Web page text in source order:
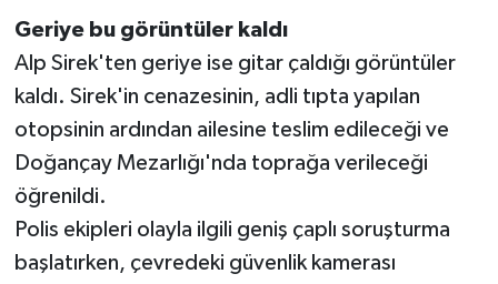
Geriye bu görüntüler kaldı
Alp Sirek'ten geriye ise gitar çaldığı görüntüler
kaldı. Sirek'in cenazesinin, adli tıpta yapılan
otopsinin ardından ailesine teslim edileceği ve
Doğançay Mezarlığı'nda toprağa verileceği
öğrenildi.
Polis ekipleri olayla ilgili geniş çaplı soruşturma
başlatırken, çevredeki güvenlik kamerası